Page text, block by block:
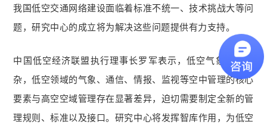
我国低空交通网络建设面临着标准不统一、技术挑战大等问
题，研究中心的成立将为解决这些问题提供有力支持。
中国低空经济联盟执行理事长罗军表示，低空气象条件复
杂，低空领域的气象、通信、情报、监视等空中管理的核心
要素与高空空域管理存在显著差异，迫切需要制定全新的管
理规则、标准以及接口。研究中心将发挥智库作用，为低空